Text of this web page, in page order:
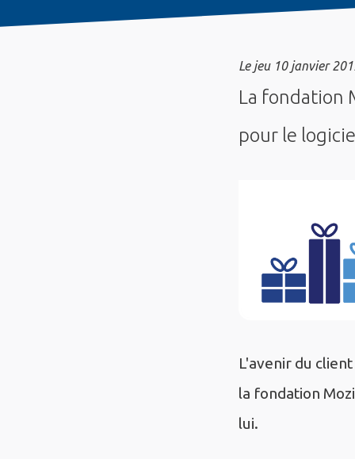
Le jeu 10 janvier
La fondation
pour le
L'avenir du
la fondation
lui.